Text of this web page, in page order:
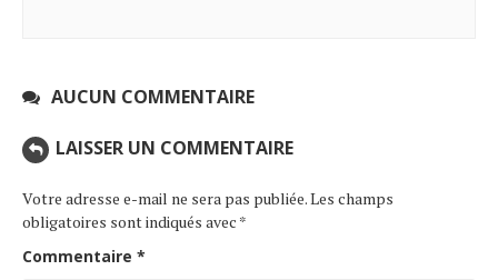
AUCUN COMMENTAIRE
LAISSER UN COMMENTAIRE
Votre adresse e-mail ne sera pas publiée.Les champs
obligatoires sont indiqués avec *
Commentaire *